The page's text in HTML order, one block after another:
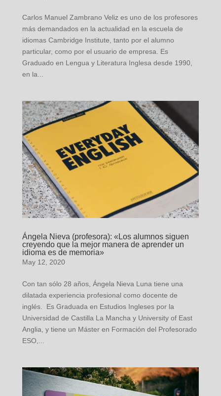
Carlos Manuel Zambrano Veliz es uno de los profesores
más demandados en la actualidad en la escuela de
idiomas Cambridge Institute, tanto por el alumno
particular, como por el usuario de empresa. Es
Graduado en Lengua y Literatura Inglesa desde 1990,
en la...
Ángela Nieva (profesora): «Los alumnos siguen
creyendo que la mejor manera de aprender un
idioma es de memoria»
May 12, 2020
Con tan sólo 28 años, Ángela Nieva Luna tiene una
dilatada experiencia profesional como docente de
inglés. Es Graduada en Estudios Ingleses por la
Universidad de Castilla La Mancha y University of East
Anglia, y tiene un Máster en Formación del Profesorado
ESO,...